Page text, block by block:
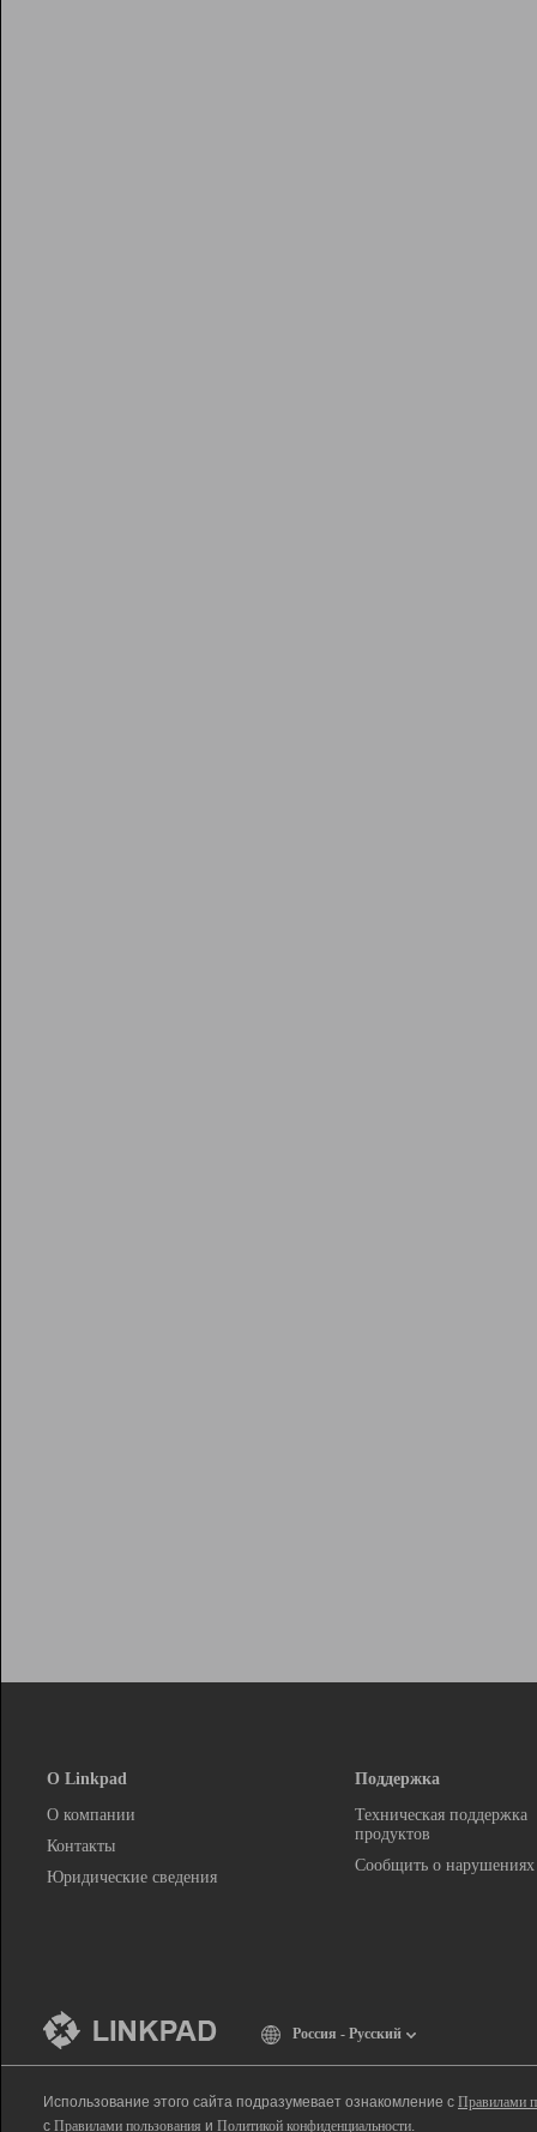
О Linkpad
О компании
Контакты
Юридические сведения
Поддержка
Техническая поддержка
продуктов
Сообщить о нарушениях
Россия - Русский
Использование этого сайта подразумевает ознакомление с Правилами
с Правилами пользования и Политикой конфиденциальности.